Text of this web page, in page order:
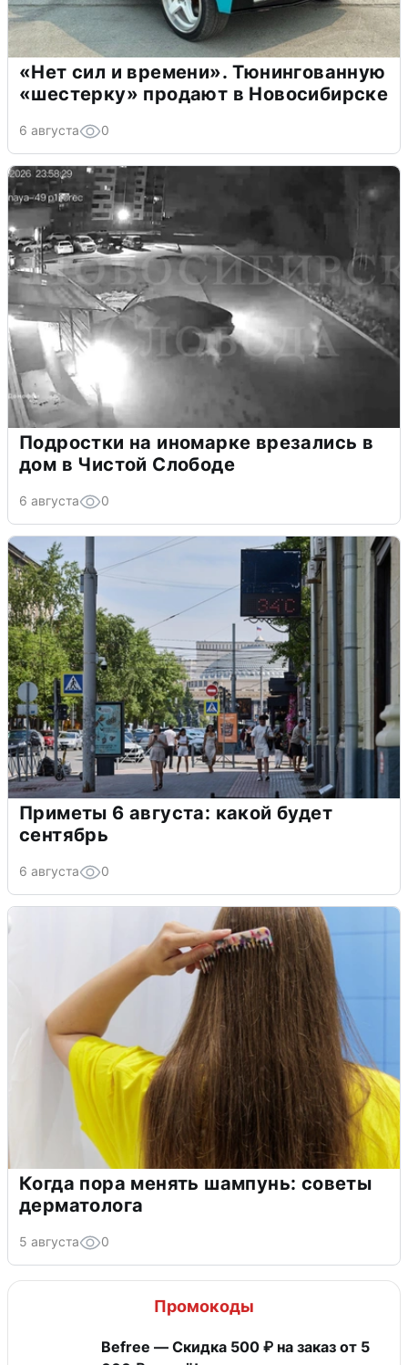
«Нет сил и времени». Тюнингованную
«шестерку» продают в Новосибирске
6 августа 0
Подростки на иномарке врезались в
дом в Чистой Слободе
6 августа 0
Приметы 6 августа: какой будет
сентябрь
6 августа 0
Когда пора менять шампунь: советы
дерматолога
5 августа 0
Промокоды
Befree — Скидка 500 ₽ на заказ от 5